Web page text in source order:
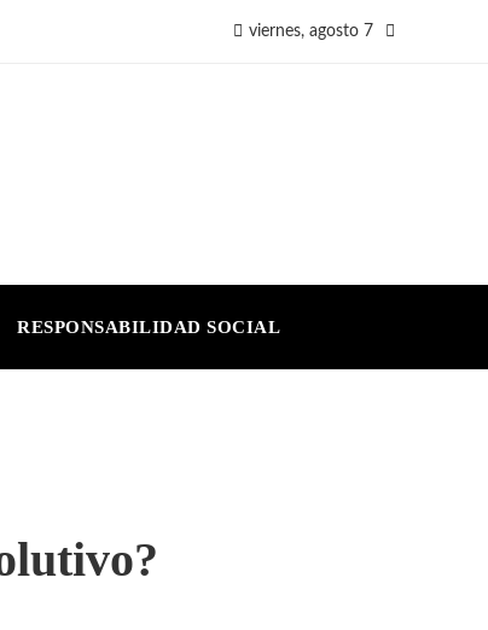
viernes, agosto 7
RESPONSABILIDAD SOCIAL